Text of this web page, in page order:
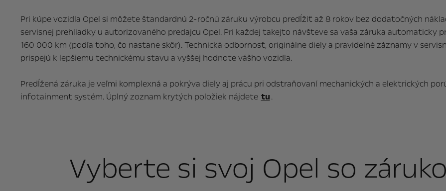
Pri kúpe vozidla Opel si môžete štandardnú 2-ročnú záruku výrobcu predĺžiť až 8 rokov bez dodatočných
servisnej prehliadky u autorizovaného predajcu Opel. Pri každej takejto návšteve sa vaša záruka automaticky
160 000 km (podľa toho, čo nastane skôr). Technická odbornosť, originálne diely a pravidelné záznamy v
prispejú k lepšiemu technickému stavu a vyššej hodnote vášho vozidla.
Predĺžená záruka je veľmi komplexná a pokrýva diely aj prácu pri odstraňovaní mechanických a elektrických
infotainment systém. Úplný zoznam krytých položiek nájdete tu.
Vyberte si svoj Opel so